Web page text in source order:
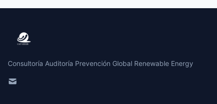
Consultoría Auditoría Prevención Global Renewable Energy